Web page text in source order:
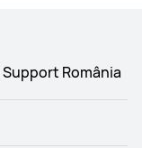
Support România